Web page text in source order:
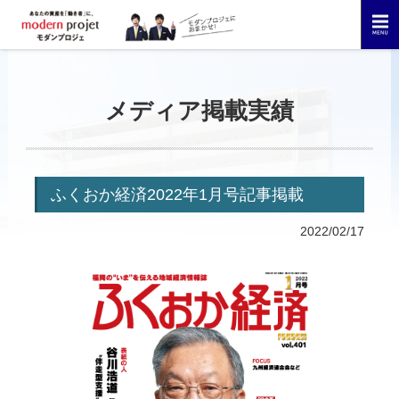
メディア掲載実績
ふくおか経済2022年1月号記事掲載
2022/02/17